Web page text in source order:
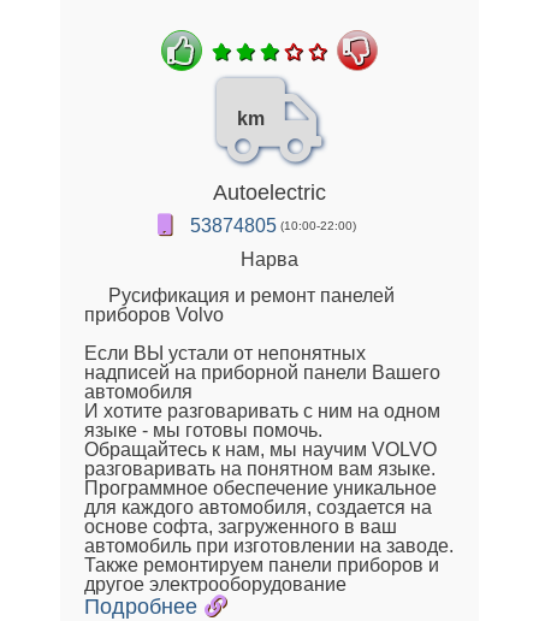
km
Autoelectric
53874805 (10:00-22:00)
Нарва
Русификация и ремонт панелей
приборов Volvo
Если ВЫ устали от непонятных
надписей на приборной панели Вашего
автомобиля
И хотите разговаривать с ним на одном
языке - мы готовы помочь.
Обращайтесь к нам, мы научим VOLVO
разговаривать на понятном вам языке.
Программное обеспечение уникальное
для каждого автомобиля, создается на
основе софта, загруженного в ваш
автомобиль при изготовлении на заводе.
Также ремонтируем панели приборов и
другое электрооборудование
Подробнее